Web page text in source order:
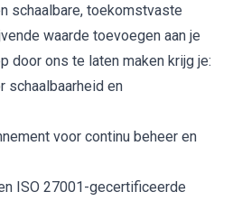
schaalbare, toekomstvaste
waarde toevoegen aan je
door ons te laten maken krijg je:
schaalbaarheid en
voor continu beheer en
ISO 27001-gecertificeerde